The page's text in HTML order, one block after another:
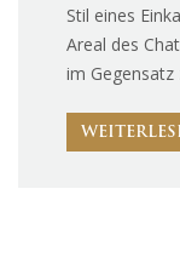
Stil eines
Areal des
im